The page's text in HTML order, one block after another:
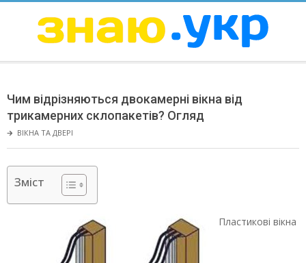
ЗНАЮ
Menu
Чим відрізняються двокамерні вікна від
трикамерних склопакетів? Огляд
🡲 ВІКНА ТА ДВЕРІ
Зміст
Пластикові вікна